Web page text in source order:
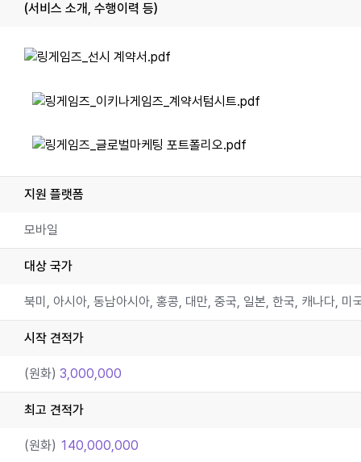
(서비스 소개, 수행이력 등)
지원 플랫폼
모바일
대상 국가
북미, 아시아, 동남아시아, 홍콩, 대만, 중국, 일본, 한국, 캐나다, 미
시작 견적가
(원화) 3,000,000
최고 견적가
(원화) 140,000,000